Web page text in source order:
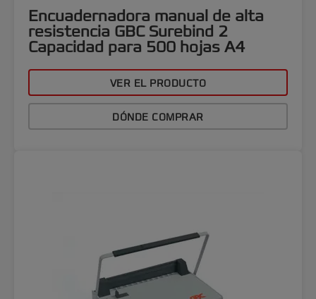
Encuadernadora manual de alta
resistencia GBC Surebind 2
Capacidad para 500 hojas A4
VER EL PRODUCTO
DÓNDE COMPRAR